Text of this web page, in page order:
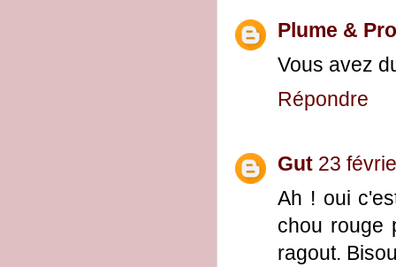
Plume &
Vous avez
Répondre
Gut 23
Ah ! oui
chou rouge
ragout.